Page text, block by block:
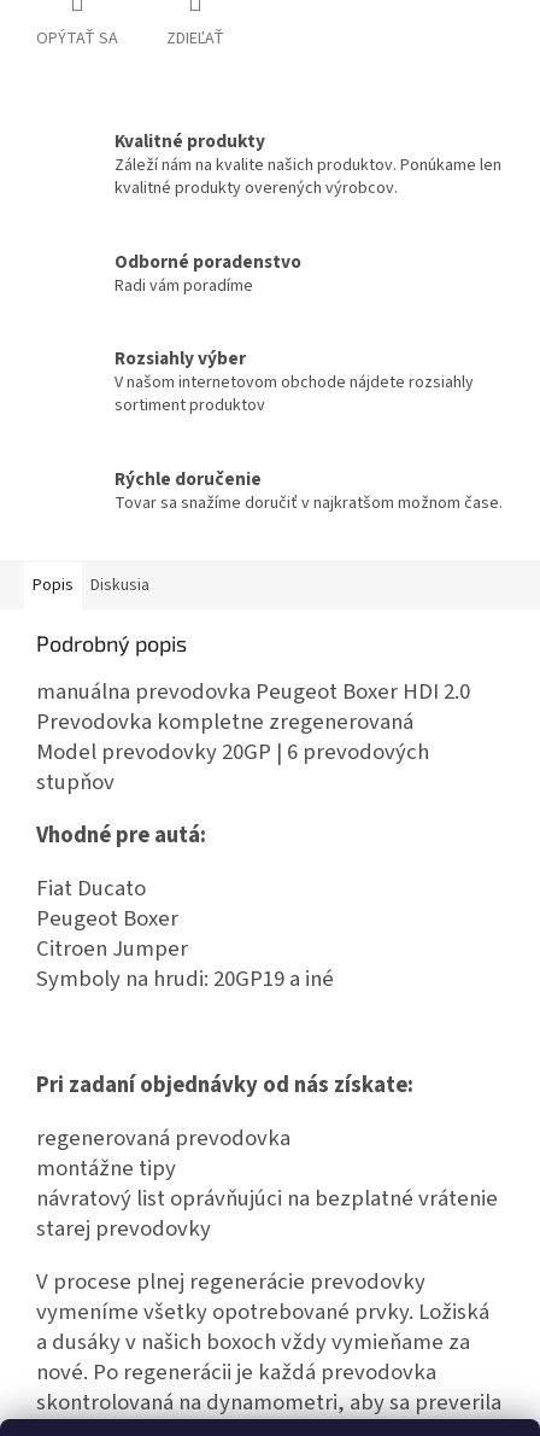
OPÝTAŤ SA ZDIEĽAŤ
Kvalitné produkty
Záleží nám na kvalite našich produktov. Ponúkame len
kvalitné produkty overených výrobcov.
Odborné poradenstvo
Radi vám poradíme
Rozsiahly výber
V našom internetovom obchode nájdete rozsiahly
sortiment produktov
Rýchle doručenie
Tovar sa snažíme doručiť v najkratšom možnom čase.
Popis Diskusia
Podrobný popis
manuálna prevodovka Peugeot Boxer HDI 2.0
Prevodovka kompletne zregenerovaná
Model prevodovky 20GP | 6 prevodových
stupňov
Vhodné pre autá:
Fiat Ducato
Peugeot Boxer
Citroen Jumper
Symboly na hrudi: 20GP19 a iné
Pri zadaní objednávky od nás získate:
regenerovaná prevodovka
montážne tipy
návratový list oprávňujúci na bezplatné vrátenie
starej prevodovky
V procese plnej regenerácie prevodovky
vymeníme všetky opotrebované prvky. Ložiská
a dusáky v našich boxoch vždy vymieňame za
nové. Po regenerácii je každá prevodovka
skontrolovaná na dynamometri, aby sa preverila